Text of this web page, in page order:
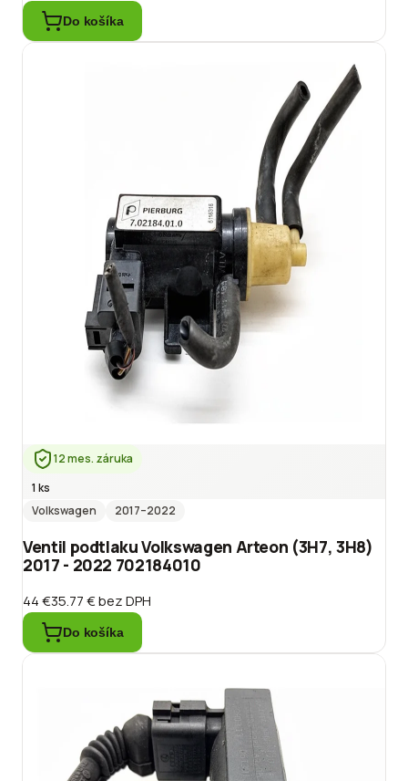
Do košíka
12 mes. záruka
1 ks
Volkswagen
2017–2022
Ventil podtlaku Volkswagen Arteon (3H7, 3H8)
2017 - 2022 702184010
44 €35.77 €bez DPH
Do košíka